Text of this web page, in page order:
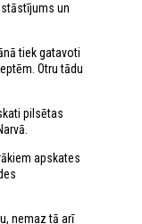
un
tiek gatavoti
Otru tādu
pilsētas
apskates
nemaz tā arī